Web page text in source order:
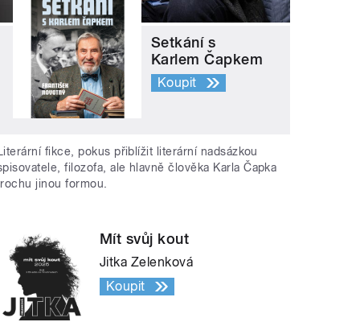
Setkání s
Karlem Čapkem
Koupit
fikce, pokus přiblížit literární nadsázkou
filozofa, ale hlavně člověka Karla Čapka
jinou formou.
Mít svůj kout
Jitka Zelenková
Koupit